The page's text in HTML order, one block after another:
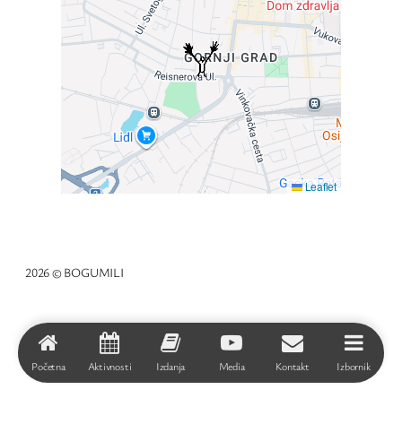
Leaflet
2026 © BOGUMILI
Početna Aktivnosti Izdanja Media Kontakt Izbornik